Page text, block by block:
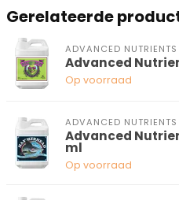
Gerelateerde
ADVANCED NUTRIENTS
Advanced
Op voorraad
ADVANCED NUTRIENTS
Advanced
ml
Op voorraad